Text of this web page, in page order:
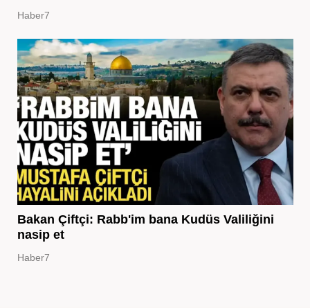
Haber7
Bakan Çiftçi: Rabb'im bana Kudüs Valiliğini
nasip et
Haber7